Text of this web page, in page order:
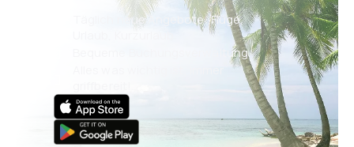
Täglich neue Angebote: Flüge,
Bequeme Buchungsverwaltung